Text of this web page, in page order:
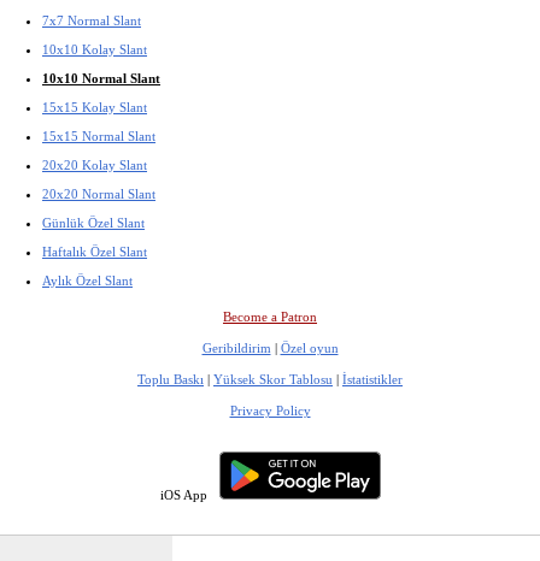
7x7 Normal Slant
10x10 Kolay Slant
10x10 Normal Slant
15x15 Kolay Slant
15x15 Normal Slant
20x20 Kolay Slant
20x20 Normal Slant
Günlük Özel Slant
Haftalık Özel Slant
Aylık Özel Slant
Become a Patron
Geribildirim | Özel oyun
Toplu Baskı | Yüksek Skor Tablosu | İstatistikler
Privacy Policy
iOS App